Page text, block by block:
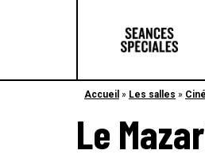
Accueil » Les salles »
Le